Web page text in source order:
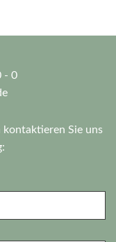
- 0
kontaktieren Sie uns